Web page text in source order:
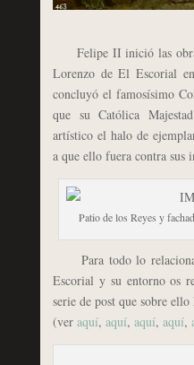
Felipe II inició las
Lorenzo de El Escorial
concluyó el famosísimo
que su Católica
artístico el halo de
a que ello fuera contra sus
Patio de los Reyes y
Para todo lo
Escorial y su entorno os
serie de post que sobre
(ver aquí, aquí, aquí, aquí,